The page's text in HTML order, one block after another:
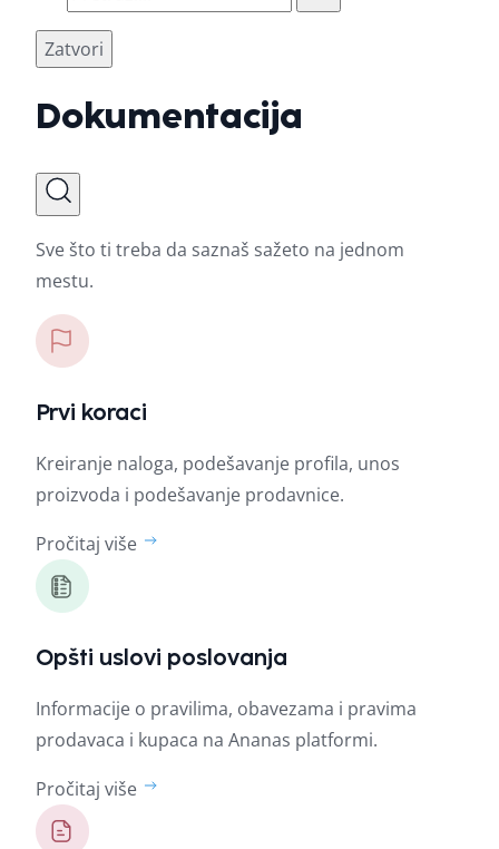
Zatvori
Dokumentacija
Sve što ti treba da saznaš sažeto na jednom
mestu.
Prvi koraci
Kreiranje naloga, podešavanje profila, unos
proizvoda i podešavanje prodavnice.
Pročitaj više
Opšti uslovi poslovanja
Informacije o pravilima, obavezama i pravima
prodavaca i kupaca na Ananas platformi.
Pročitaj više